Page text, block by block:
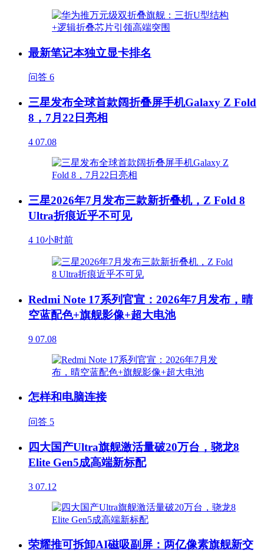
最新笔记本独立显卡排名
问答 6
三星发布全球首款阔折叠屏手机Galaxy Z Fold
8，7月22日亮相
4 07.08
三星2026年7月发布三款新折叠机，Z Fold 8
Ultra折痕近乎不可见
4 10小时前
Redmi Note 17系列官宣：2026年7月发布，晴
空蓝配色+旗舰影像+超大电池
9 07.08
怎样和电脑连接
问答 5
四大国产Ultra旗舰激活量破20万台，骁龙8
Elite Gen5成高端新标配
3 07.12
荣耀推可拆卸AI磁吸副屏：两亿像素旗舰新交